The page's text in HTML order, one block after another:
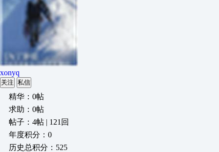
xonyq
关注 私信
精华：0帖
求助：0帖
帖子：4帖 | 121回
年度积分：0
历史总积分：525